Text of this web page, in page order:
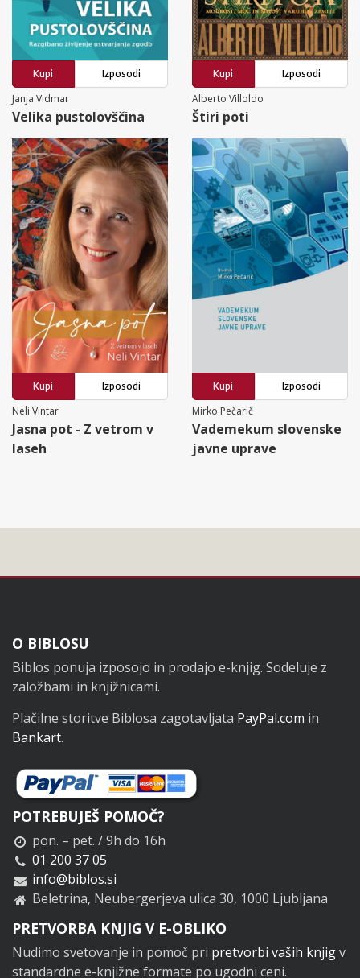
Kupi
Izposodi
Janja Vidmar
Velika pustolovščina
Kupi
Izposodi
Alberto Villoldo
Štiri poti
Kupi
Izposodi
Neli Vintar
Jasna pot - Z vetrom v
laseh
Kupi
Izposodi
Mirko Pečarič
Vademekum slovenske
javne uprave
Noga
O BIBLOSU
Biblos ponuja izposojo in prodajo e-knjig. Sodeluje z
založbami in knjižnicami.
Plačilne storitve Biblosa zagotavljata PayPal.com in
Bankart.
POTREBUJEŠ POMOČ?
pon. – pet. / 9h do 16h
01 200 37 05
info@biblos.si
Beletrina, Neubergerjeva ulica 30, 1000 Ljubljana
PRETVORBA KNJIG V E-OBLIKO
Nudimo svetovanje in pomoč pri pretvorbi vaših knjigv
standardne e-knjižne formate po ugodni ceni.